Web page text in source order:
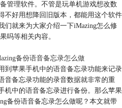
手机里的通讯录导出来，支持导出至
法请看下文：
通讯录”。选择页面下方的导出路径，
管理软件。不管是玩单机游戏想改数
不好用想降回旧版本，都能用这个软件
们就来为大家介绍一下iMazing怎么修
吗等相关内容。
备份语音备忘录怎么做
到苹果手机中的语音备忘录功能来记录
音备忘录功能的录音数据就非常的重
机中的语音备忘录进行备份。那么苹果
备份语音备忘录怎么做呢？本文就带